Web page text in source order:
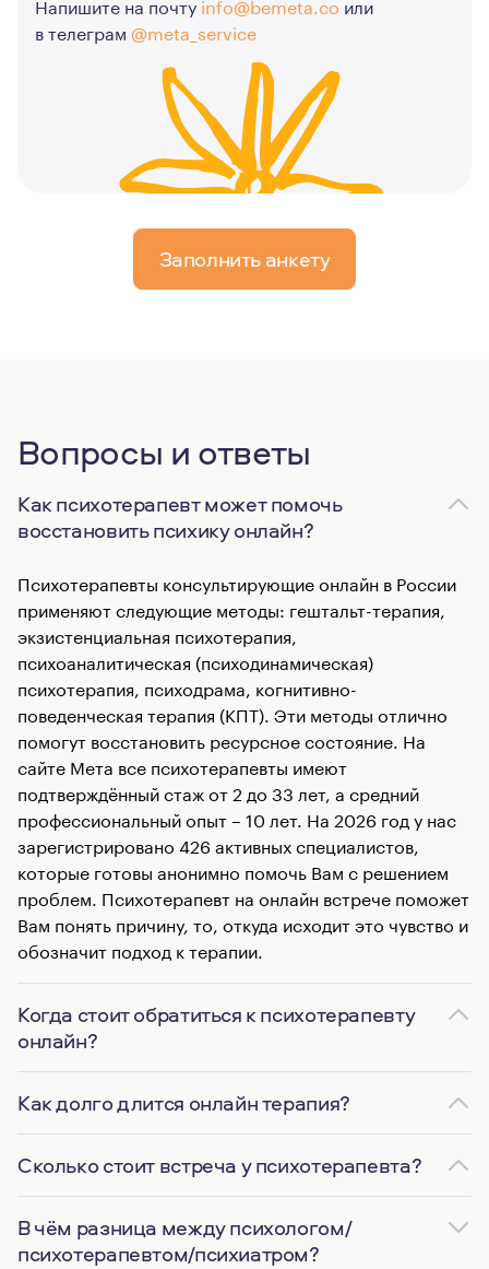
в телеграм @meta_service
Заполнить анкету
Вопросы и ответы
Как психотерапевт может помочь
восстановить психику онлайн?
Психотерапевты консультирующие онлайн в России
применяют следующие методы: гештальт-терапия,
экзистенциальная психотерапия,
психоаналитическая (психодинамическая)
психотерапия, психодрама, когнитивно-
поведенческая терапия (КПТ). Эти методы отлично
помогут восстановить ресурсное состояние. На
сайте Мета все психотерапевты имеют
подтверждённый стаж от 2 до 33 лет, а средний
профессиональный опыт – 10 лет. На 2026 год у нас
зарегистрировано 426 активных специалистов,
которые готовы анонимно помочь Вам с решением
проблем. Психотерапевт на онлайн встрече поможет
Вам понять причину, то, откуда исходит это чувство и
обозначит подход к терапии.
Когда стоит обратиться к психотерапевту
онлайн?
Как долго длится онлайн терапия?
Сколько стоит встреча у психотерапевта?
В чём разница между психологом/
психотерапевтом/психиатром?